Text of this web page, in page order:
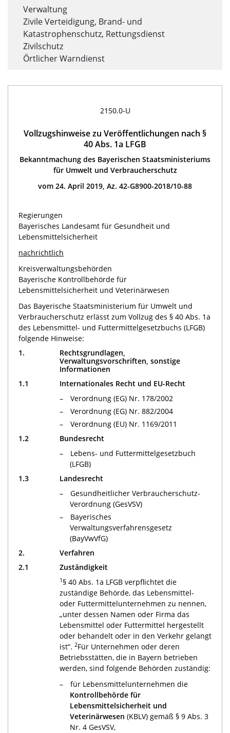
Verwaltung
Zivile Verteidigung, Brand- und
Katastrophenschutz, Rettungsdienst
Zivilschutz
Örtlicher Warndienst
2150.0-U
Vollzugshinweise zu Veröffentlichungen nach §
40 Abs. 1a LFGB
Bekanntmachung des Bayerischen Staatsministeriums
für Umwelt und Verbraucherschutz
vom 24. April 2019, Az. 42-G8900-2018/10-88
Regierungen
Bayerisches Landesamt für Gesundheit und
Lebensmittelsicherheit
nachrichtlich
Kreisverwaltungsbehörden
Bayerische Kontrollbehörde für
Lebensmittelsicherheit und Veterinärwesen
Das Bayerische Staatsministerium für Umwelt und
Verbraucherschutz erlässt zum Vollzug des § 40 Abs. 1a
des Lebensmittel- und Futtermittelgesetzbuchs (LFGB)
folgende Hinweise:
1.
Rechtsgrundlagen,
Verwaltungsvorschriften, sonstige
Informationen
1.1
Internationales Recht und EU-Recht
Verordnung (EG) Nr. 178/2002
Verordnung (EG) Nr. 882/2004
Verordnung (EU) Nr. 1169/2011
1.2
Bundesrecht
Lebens- und Futtermittelgesetzbuch
(LFGB)
1.3
Landesrecht
Gesundheitlicher Verbraucherschutz-
Verordnung (GesVSV)
Bayerisches
Verwaltungsverfahrensgesetz
(BayVwVfG)
2.
Verfahren
2.1
Zuständigkeit
1 § 40 Abs. 1a LFGB verpflichtet die
zuständige Behörde, das Lebensmittel-
oder Futtermittelunternehmen zu nennen,
„unter dessen Namen oder Firma das
Lebensmittel oder Futtermittel hergestellt
oder behandelt oder in den Verkehr gelangt
ist“. 2Für Unternehmen oder deren
Betriebsstätten, die in Bayern betrieben
werden, sind folgende Behörden zuständig:
für Lebensmittelunternehmen die
Kontrollbehörde für
Lebensmittelsicherheit und
Veterinärwesen (KBLV) gemäß § 9 Abs. 3
Nr. 4 GesVSV,